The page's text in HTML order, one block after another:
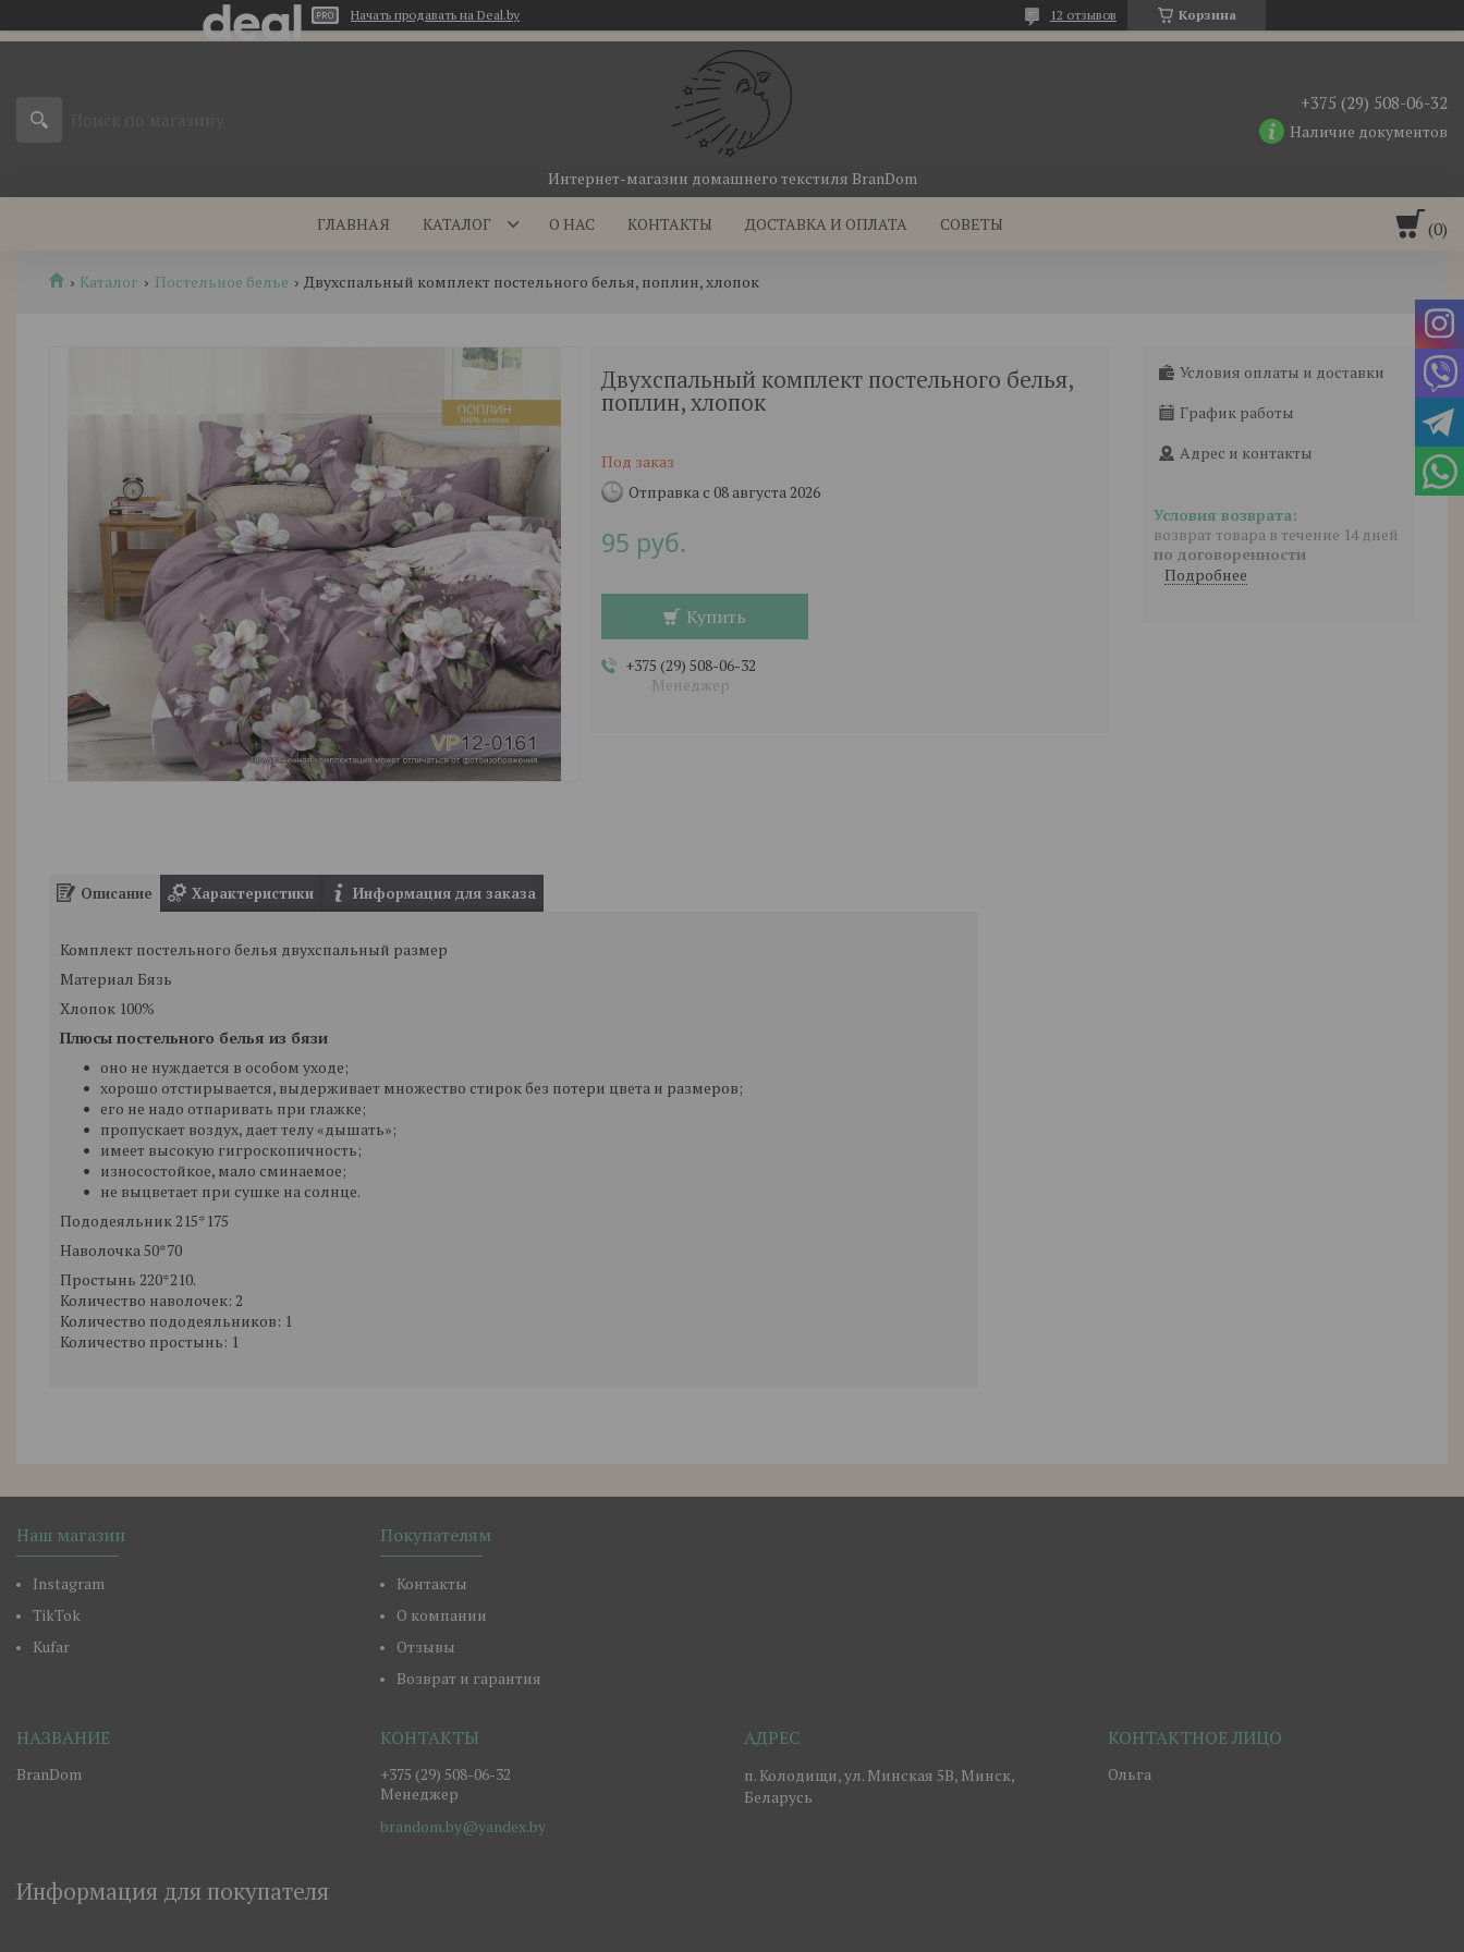
Начать продавать на Deal.by Корзина
12 отзывов
Интернет-магазин домашнего текстиля BranDom
+375 (29) 508-06-32
Наличие документов
ГЛАВНАЯ КАТАЛОГ О НАС КОНТАКТЫ ДОСТАВКА И ОПЛАТА СОВЕТЫ
Каталог Постельное белье Двухспальный комплект постельного белья, поплин, хлопок
Двухспальный комплект постельного белья,
поплин, хлопок
Под заказ
Отправка с 08 августа 2026
95 руб.
Купить
+375 (29) 508-06-32
Менеджер
Условия оплаты и доставки
График работы
Адрес и контакты
возврат товара в течение 14 дней
по договоренности
Подробнее
Описание Характеристики Информация для заказа
Комплект постельного белья двухспальный размер
Материал Бязь
Хлопок 100%
Плюсы постельного белья из бязи
оно не нуждается в особом уходе;
хорошо отстирывается, выдерживает множество стирок без потери цвета и размеров;
его не надо отпаривать при глажке;
пропускает воздух, дает телу «дышать»;
имеет высокую гигроскопичность;
износостойкое, мало сминаемое;
не выцветает при сушке на солнце.
Пододеяльник 215*175
Наволочка 50*70
Простынь 220*210.
Количество наволочек: 2
Количество пододеяльников: 1
Количество простынь: 1
Наш магазин
Instagram
TikTok
Kufar
Покупателям
Контакты
О компании
Отзывы
Возврат и гарантия
BranDom
+375 (29) 508-06-32
Менеджер
brandom.by@yandex.by
п. Колодищи, ул. Минская 5В, Минск,
Беларусь
Ольга
Информация для покупателя